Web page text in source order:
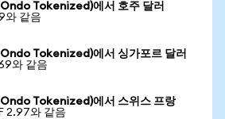
Tokenized)에서 호주 달러
와 같음
Tokenized)에서 싱가포르 달러
와 같음
Tokenized)에서 스위스 프랑
2.97와 같음